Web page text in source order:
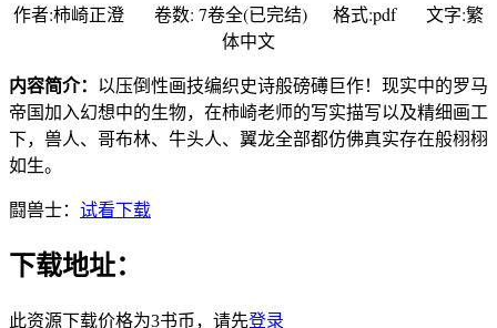
作者:柿崎正澄 卷数: 7卷全(已完结) 格式:pdf 文字:繁
体中文
内容简介： 以压倒性画技编织史诗般磅礡巨作！现实中的罗马
帝国加入幻想中的生物，在柿崎老师的写实描写以及精细画工
下，兽人、哥布林、牛头人、翼龙全部都仿佛真实存在般栩栩
如生。
闘兽士： 试看下载
下载地址：
此资源下载价格为3书币，请先登录